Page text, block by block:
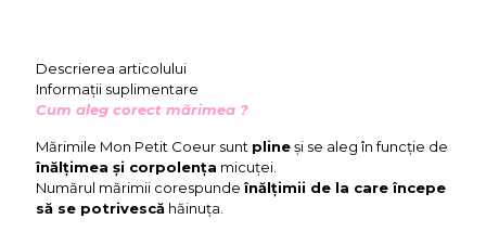
Descrierea articolului
Informații suplimentare
Cum aleg corect mărimea ?
Mărimile Mon Petit Coeur sunt plineși se aleg în funcție de
înălțimea și corpolența micuței.
Numărul mărimii corespunde înălțimii de la care începe
să se potrivescă hăinuța.